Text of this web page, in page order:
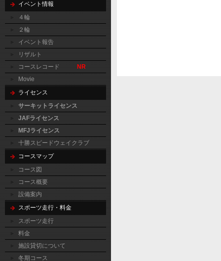
イベント情報
４輪
２輪
イベント報告
リザルト
コースレコード
NR
Movie
ライセンス
サーキットライセンス
JAFライセンス
MFJライセンス
十勝スピードウェイクラブ
コースマップ
コース図
コース概要
設備案内
スポーツ走行・料金
スポーツ走行
料金
施設貸切について
冬期コース